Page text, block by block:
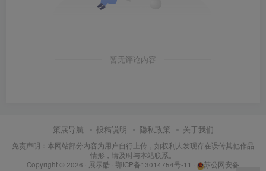
暂无评论内容
策展导航 投稿说明 隐私政策 关于我们
免责声明：本网站部分内容为用户自行上传，如权利人发现存在误传其他作品
情形，请及时与本站联系。
Copyright © 2026 · 展示酷 · 鄂ICP备13014754号-11 ·
苏公网安备